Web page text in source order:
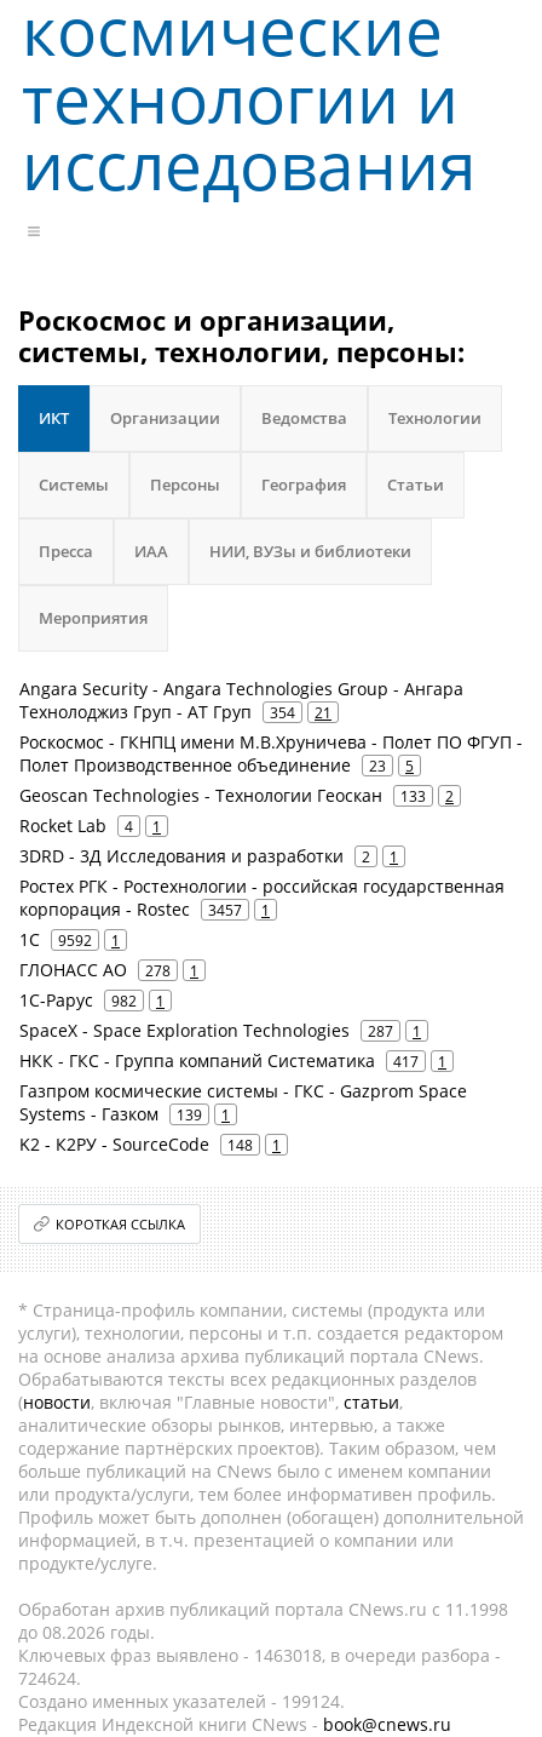
космические
технологии и
исследования
Роскосмос и организации,
системы, технологии, персоны:
ИКТ Организации Ведомства Технологии
Системы Персоны География Статьи
Пресса ИАА НИИ, ВУЗы и библиотеки
Мероприятия
Angara Security - Angara Technologies Group - Ангара
Технолоджиз Груп - АТ Груп
354 21
Роскосмос - ГКНПЦ имени М.В.Хруничева - Полет ПО ФГУП -
Полет Производственное объединение
23 5
Geoscan Technologies - Технологии Геоскан 133 2
Rocket Lab 4 1
3DRD - 3Д Исследования и разработки 2 1
Ростех РГК - Ростехнологии - российская государственная
корпорация - Rostec
3457 1
1С 9592 1
ГЛОНАСС АО 278 1
1С-Рарус 982 1
SpaceX - Space Exploration Technologies 287 1
НКК - ГКС - Группа компаний Систематика 417 1
Газпром космические системы - ГКС - Gazprom Space
Systems - Газком
139 1
K2 - К2РУ - SourceCode 148 1
КОРОТКАЯ ССЫЛКА
* Страница-профиль компании, системы (продукта или
услуги), технологии, персоны и т.п. создается редактором
на основе анализа архива публикаций портала CNews.
Обрабатываются тексты всех редакционных разделов
(новости, включая "Главные новости", статьи,
аналитические обзоры рынков, интервью, а также
содержание партнёрских проектов). Таким образом, чем
больше публикаций на CNews было с именем компании
или продукта/услуги, тем более информативен профиль.
Профиль может быть дополнен (обогащен) дополнительной
информацией, в т.ч. презентацией о компании или
продукте/услуге.
Обработан архив публикаций портала CNews.ru c 11.1998
до 08.2026 годы.
Ключевых фраз выявлено - 1463018, в очереди разбора -
724624.
Создано именных указателей - 199124.
Редакция Индексной книги CNews - book@cnews.ru